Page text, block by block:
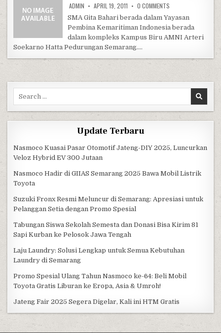
ADMIN APRIL 19, 2011 0 COMMENTS
SMA Gita Bahari berada dalam Yayasan
Pembina Kemaritiman Indonesia berada
dalam kompleks Kampus Biru AMNI Arteri
Soekarno Hatta Pedurungan Semarang….
Search for:
Update Terbaru
Nasmoco Kuasai Pasar Otomotif Jateng-DIY 2025, Luncurkan
Veloz Hybrid EV 300 Jutaan
Nasmoco Hadir di GIIAS Semarang 2025 Bawa Mobil Listrik
Toyota
Suzuki Fronx Resmi Meluncur di Semarang: Apresiasi untuk
Pelanggan Setia dengan Promo Spesial
Tabungan Siswa Sekolah Semesta dan Donasi Bisa Kirim 81
Sapi Kurban ke Pelosok Jawa Tengah
Laju Laundry: Solusi Lengkap untuk Semua Kebutuhan
Laundry di Semarang
Promo Spesial Ulang Tahun Nasmoco ke-64: Beli Mobil
Toyota Gratis Liburan ke Eropa, Asia & Umroh!
Jateng Fair 2025 Segera Digelar, Kali ini HTM Gratis